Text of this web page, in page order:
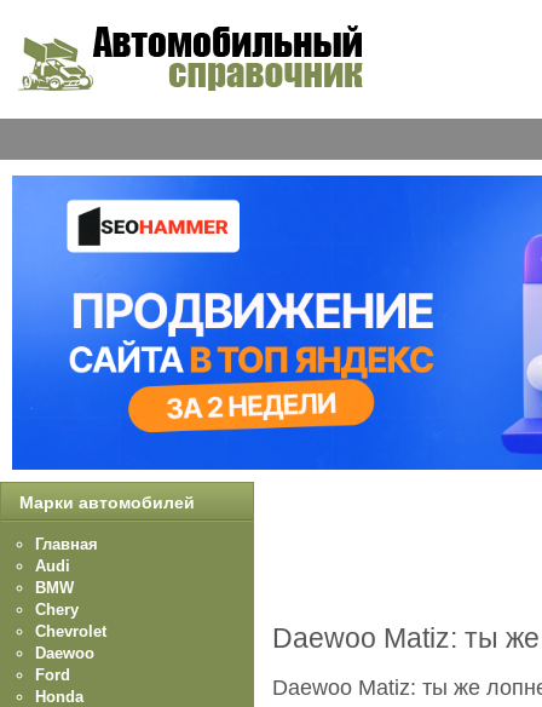
Daewoo Matiz: ты
Daewoo Matiz: ты же
Марки автомобилей
Главная
Audi
BMW
Chery
Chevrolet
Daewoo
Ford
Honda